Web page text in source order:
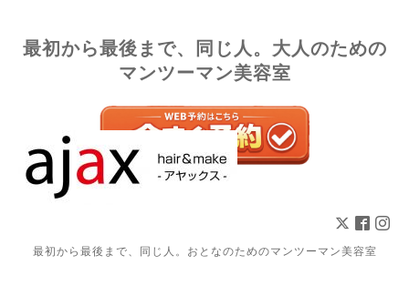
最初から最後まで、同じ人。大人のための
マンツーマン美容室
最初から最後まで、同じ人。おとなのためのマンツーマン美容室